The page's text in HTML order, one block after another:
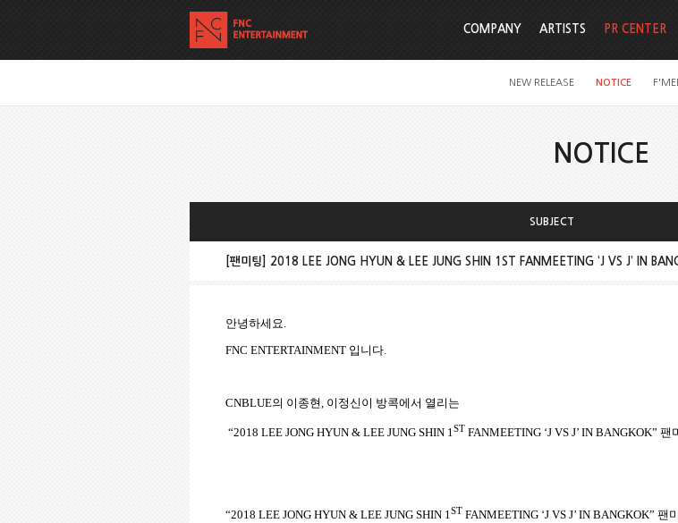
COMPANY ARTISTS PR CENTER
NEW RELEASE NOTICE
NOTICE
SUBJECT
[팬미팅] 2018 LEE JONG HYUN & LEE JUNG SHIN 1ST FANMEETING ‘J VS J’ IN
안녕하세요.
FNC ENTERTAINMENT 입니다
CNBLUE의 이종현 이정신이 방콕에서 열리는
“2018 LEE JONG HYUN & LEE JUNG SHIN 1 ST FANMEETING ‘J VS J’ IN BANGKOK” 팬
“2018 LEE JONG HYUN & LEE JUNG SHIN 1ST FANMEETING ‘J VS J’ IN BANGKOK” 팬